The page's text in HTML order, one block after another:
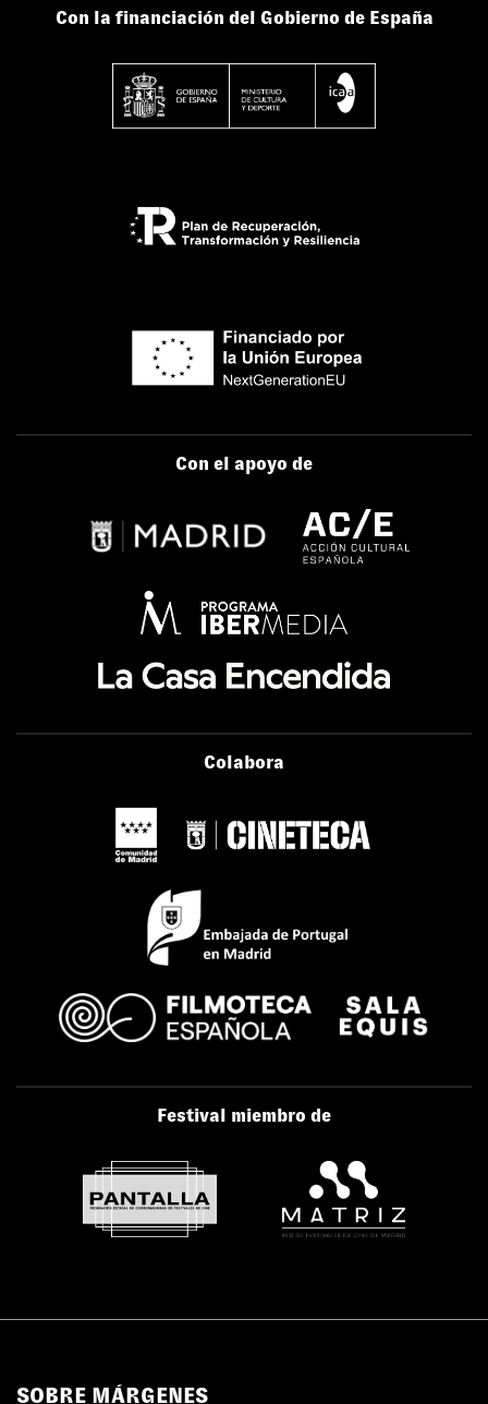
Con la financiación del Gobierno de España
Con el apoyo de
Colabora
Festival miembro de
SOBRE MÁRGENES